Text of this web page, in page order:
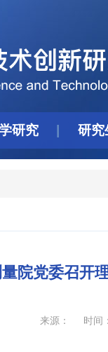
研究 研究
院党委召开
来源： 时间